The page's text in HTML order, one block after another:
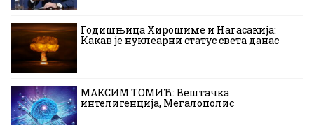
Годишњица Хирошиме и Нагасакија:
Какав је нуклеарни статус света данас
МАКСИМ ТОМИЋ: Вештачка
интелигенција, Мегалополис